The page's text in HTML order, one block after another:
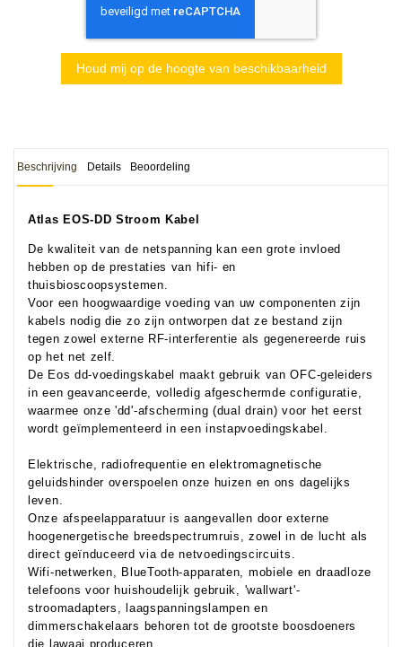
Houd mij op de hoogte van beschikbaarheid
Beschrijving Details Beoordeling
Atlas EOS-DD Stroom Kabel
De kwaliteit van de netspanning kan een grote invloed
hebben op de prestaties van hifi- en
thuisbioscoopsystemen.
Voor een hoogwaardige voeding van uw componenten zijn
kabels nodig die zo zijn ontworpen dat ze bestand zijn
tegen zowel externe RF-interferentie als gegenereerde ruis
op het net zelf.
De Eos dd-voedingskabel maakt gebruik van OFC-geleiders
in een geavanceerde, volledig afgeschermde configuratie,
waarmee onze 'dd'-afscherming (dual drain) voor het eerst
wordt geïmplementeerd in een instapvoedingskabel.
Elektrische, radiofrequentie en elektromagnetische
geluidshinder overspoelen onze huizen en ons dagelijks
leven.
Onze afspeelapparatuur is aangevallen door externe
hoogenergetische breedspectrumruis, zowel in de lucht als
direct geïnduceerd via de netvoedingscircuits.
Wifi-netwerken, BlueTooth-apparaten, mobiele en draadloze
telefoons voor huishoudelijk gebruik, 'wallwart'-
stroomadapters, laagspanningslampen en
dimmerschakelaars behoren tot de grootste boosdoeners
die lawaai produceren.